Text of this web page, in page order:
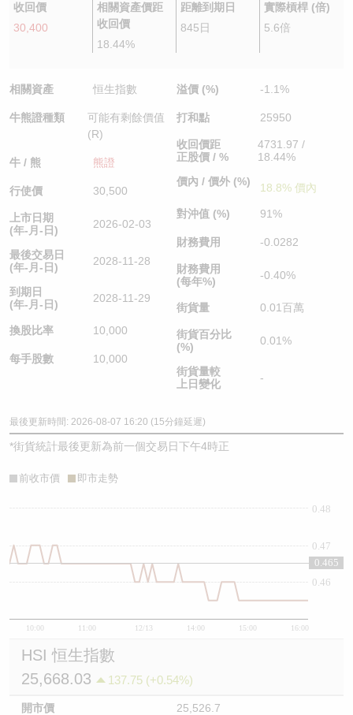
收回價
30,400
相關資產價距
收回價
18.44%
距離到期日
845日
實際槓桿 (倍)
5.6倍
相關資產 恒生指數
牛熊證種類
可能有剩餘價值
(R)
牛 / 熊 熊證
行使價 30,500
上市日期
(年-月-日)
2026-02-03
最後交易日
(年-月-日)
2028-11-28
到期日
(年-月-日)
2028-11-29
換股比率 10,000
每手股數 10,000
溢價 (%) -1.1%
打和點 25950
收回價距
正股價 / %
4731.97 /
18.44%
價內 / 價外 (%)
18.8% 價內
對沖值 (%) 91%
財務費用 -0.0282
財務費用
(每年%)
-0.40%
街貨量 0.01百萬
街貨百分比
(%)
0.01%
街貨量較
上日變化
-
最後更新時間: 2026-08-07 16:20 (15分鐘延遲)
*街貨統計最後更新為前一個交易日下午4時正
前收市價 即市走勢
10:00 11:00 12/13 14:00 15:00 16:00
0.46
0.47
0.48
0.465
HSI 恒生指數
25,668.03
137.75 (+0.54%)
開市價 25,526.7
牛熊證文件及公告